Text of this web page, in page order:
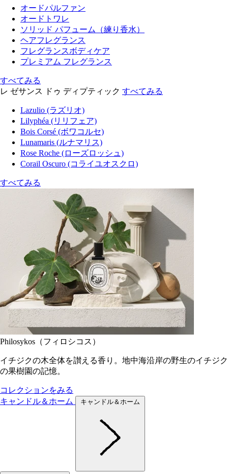
オードパルファン
オードトワレ
ソリッド パフューム（練り香水）
ヘアフレグランス
フレグランスボディケア
プレミアム フレグランス
すべてみる
レ ゼサンス ドゥ ディプティック すべてみる
Lazulio (ラズリオ)
Lilyphéa (リリフェア)
Bois Corsé (ボワコルセ)
Lunamaris (ルナマリス)
Rose Roche (ローズロッシュ)
Corail Oscuro (コライユオスクロ)
すべてみる
Philosykos（フィロシコス）
イチジクの木全体を讃える香り。地中海沿岸の野生のイチジク
の果樹園の記憶。
コレクションをみる
キャンドル＆ホーム
キャンドル＆ホーム